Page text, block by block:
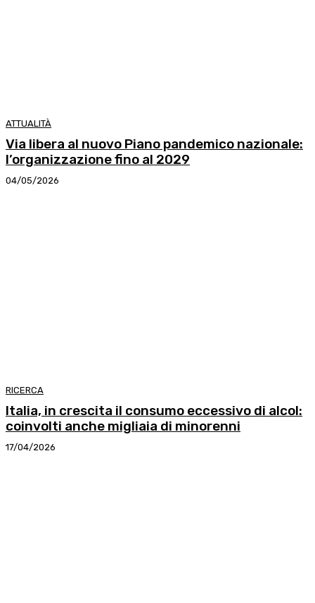
ATTUALITÀ
Via libera al nuovo Piano pandemico nazionale:
l’organizzazione fino al 2029
04/05/2026
RICERCA
Italia, in crescita il consumo eccessivo di alcol:
coinvolti anche migliaia di minorenni
17/04/2026